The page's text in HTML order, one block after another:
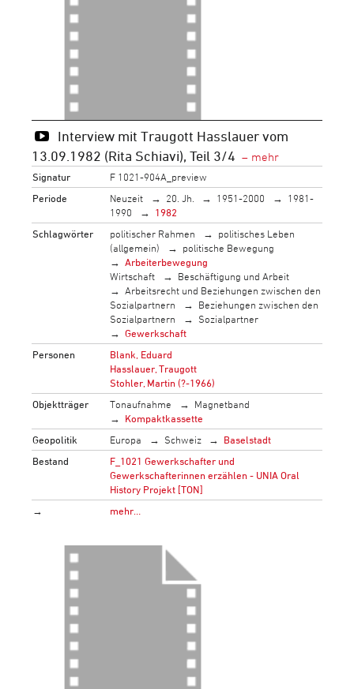
Interview mit Traugott Hasslauer vom
13.09.1982 (Rita Schiavi), Teil 3/4
Signatur
F 1021-904A_preview
Periode
Neuzeit 20. Jh. 1951-2000
1981-
1990
1982
Schlagwörter
politischer Rahmen
politisches Leben
(allgemein)
politische Bewegung
Arbeiterbewegung
Wirtschaft
Beschäftigung und Arbeit
Arbeitsrecht und Beziehungen zwischen den
Sozialpartnern
Beziehungen zwischen den
Sozialpartnern
Sozialpartner
Gewerkschaft
Personen
Blank, Eduard
Hasslauer, Traugott
Stohler, Martin (?-1966)
Objektträger
Tonaufnahme
Magnetband
Kompaktkassette
Geopolitik
Europa Schweiz
Baselstadt
Bestand
F_1021 Gewerkschafter und
Gewerkschafterinnen erzählen - UNIA Oral
History Projekt [TON]
→
mehr…